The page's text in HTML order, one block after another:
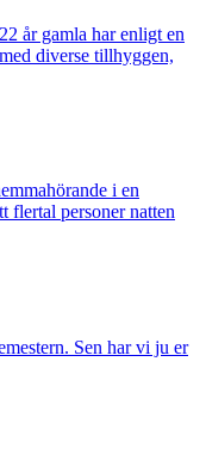
år gamla har enligt en
diverse tillhyggen,
i en
flertal personer natten
Sen har vi ju er